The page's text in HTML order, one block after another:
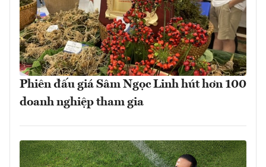
Phiên đấu giá Sâm Ngọc Linh hút hơn 100
doanh nghiệp tham gia